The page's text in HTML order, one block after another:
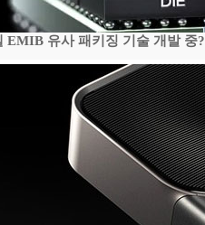
EMIB 유사 패키징 기술 개발 중?